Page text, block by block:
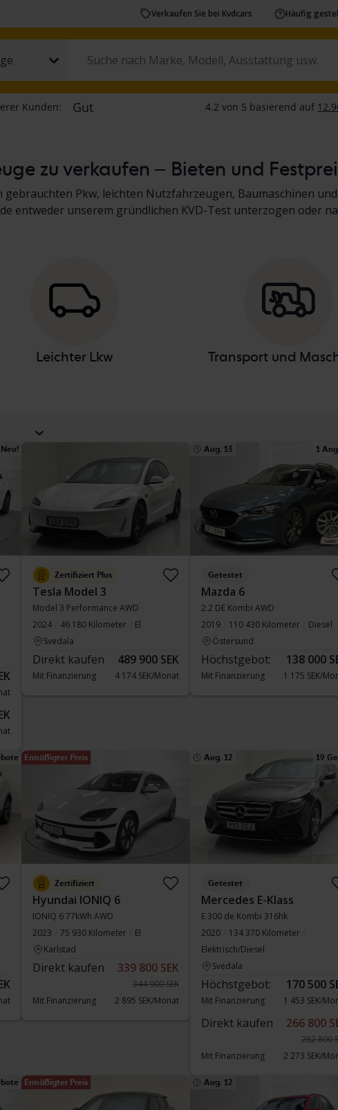
Verkaufen Sie bei Kvdcars Häufig
zu verkaufen – Bieten und
gebrauchten Pkw, leichten Nutzfahrzeugen, Baumaschinen
entweder unserem gründlichen KVD-Test unterzogen oder
Leichter Lkw Transport und
Neu!
Zertifiziert Plus
Tesla Model 3
Model 3 Performance AWD
2024
46 180 Kilometer
El
Svedala
Direkt kaufen 489 900 SEK
Mit Finanzierung 4 174 SEK/Monat
Aug. 13 1
Getestet
Mazda 6
2.2 DE Kombi AWD
2019
110 430 Kilometer
Diesel
Östersund
Höchstgebot: 138 000
Mit Finanzierung 1 175 SEK/
Ermäßigter Preis
Zertifiziert
Hyundai IONIQ 6
IONIQ 6 77kWh AWD
2023
75 930 Kilometer
El
Karlstad
Direkt kaufen 339 800 SEK
344 900 SEK
Mit Finanzierung
2 895 SEK/Monat
Aug. 12 19
Getestet
Mercedes E-Klass
E 300 de Kombi 316hk
2020
134 370 Kilometer
Elektrisch/Diesel
Svedala
Höchstgebot: 170 500
Mit Finanzierung 1 453 SEK/
Direkt kaufen 266 800
282 800
Mit Finanzierung
2 273 SEK/
Ermäßigter Preis Aug. 12